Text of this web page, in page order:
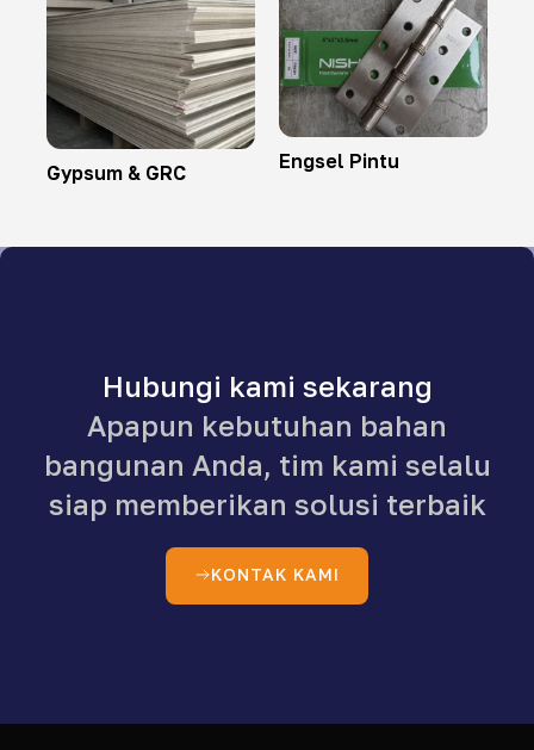
Gypsum & GRC Engsel Pintu
Hubungi kami sekarang
Apapun kebutuhan bahan
bangunan Anda, tim kami selalu
siap memberikan solusi terbaik
KONTAK KAMI